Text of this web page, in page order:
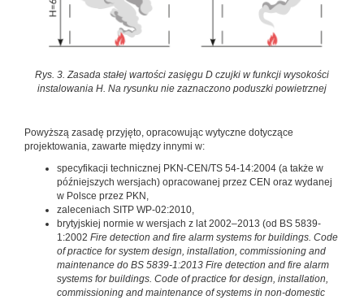
Rys. 3. Zasada stałej wartości zasięgu D czujki w funkcji wysokości
instalowania H. Na rysunku nie zaznaczono poduszki powietrznej
Powyższą zasadę przyjęto, opracowując wytyczne dotyczące
projektowania, zawarte między innymi w:
specyfikacji technicznej PKN-CEN/TS 54-14:2004 (a także w
późniejszych wersjach) opracowanej przez CEN oraz wydanej
w Polsce przez PKN,
zaleceniach SITP WP-02:2010,
brytyjskiej normie w wersjach z lat 2002–2013 (od BS 5839-
1:2002 Fire detection and fire alarm systems for buildings. Code
of practice for system design, installation, commissioning and
maintenance do BS 5839-1:2013 Fire detection and fire alarm
systems for buildings. Code of practice for design, installation,
commissioning and maintenance of systems in non-domestic